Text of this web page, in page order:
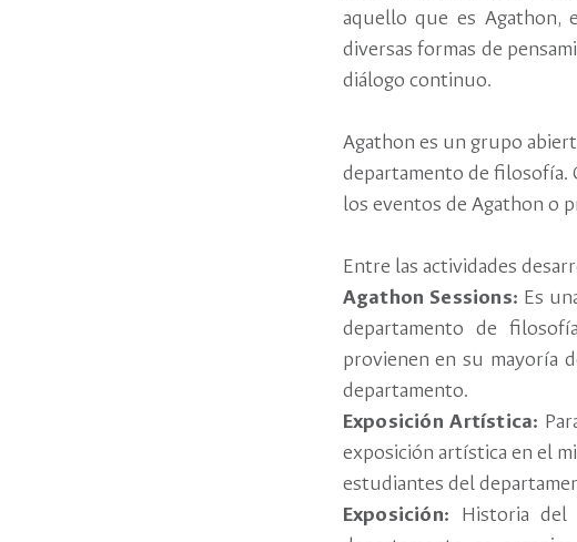
aquello que es Agathon,
diversas formas de
diálogo continuo.
Agathon es un grupo
departamento de filosofía.
los eventos de Agathon o
Entre las actividades
Agathon Sessions: Es
departamento de
provienen en su mayoría
departamento.
Exposición Artística:
exposición artística en el
estudiantes del
Exposición: Historia del